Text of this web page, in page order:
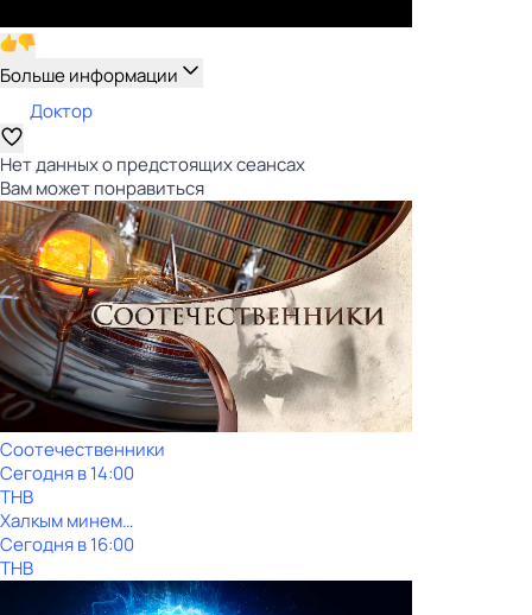
Больше информации
Доктор
Нет данных о предстоящих сеансах
Вам может понравиться
Соотечественники
Сегодня в 14:00
ТНВ
Халкым минем…
Сегодня в 16:00
ТНВ